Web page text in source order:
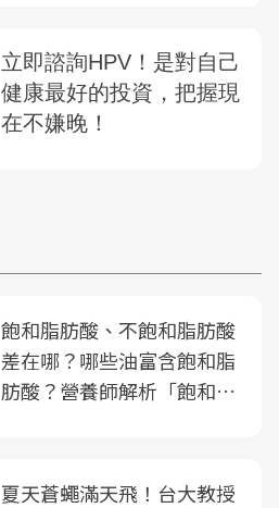
飽和脂肪酸、不飽和脂肪酸
差在哪？哪些油富含飽和脂
肪酸？營養師解析「飽和脂
夏天蒼蠅滿天飛！台大教授